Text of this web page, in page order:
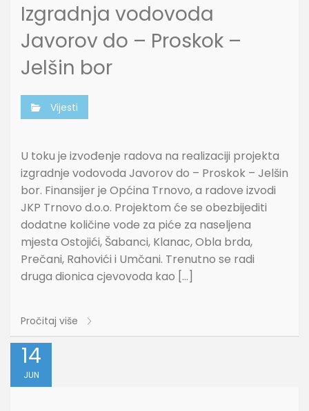
Izgradnja vodovoda
Javorov do – Proskok –
Jelšin bor
Vijesti
U toku je izvođenje radova na realizaciji projekta
izgradnje vodovoda Javorov do – Proskok – Jelšin
bor. Finansijer je Općina Trnovo, a radove izvodi
JKP Trnovo d.o.o. Projektom će se obezbijediti
dodatne količine vode za piće za naseljena
mjesta Ostojići, Šabanci, Klanac, Obla brda,
Prečani, Rahovići i Umčani. Trenutno se radi
druga dionica cjevovoda kao […]
Pročitaj više
14
JUN